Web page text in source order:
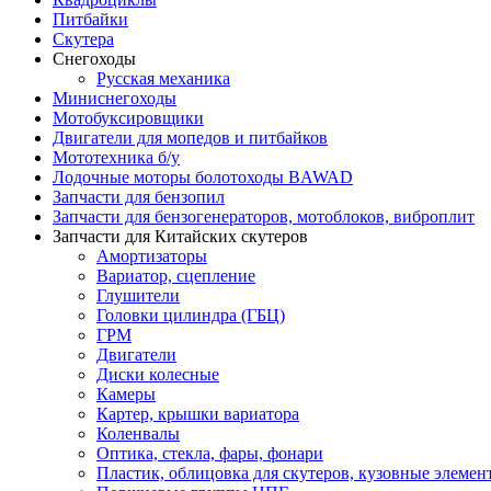
Питбайки
Скутера
Снегоходы
Русская механика
Миниснегоходы
Мотобуксировщики
Двигатели для мопедов и питбайков
Мототехника б/у
Лодочные моторы болотоходы BAWAD
Запчасти для бензопил
Запчасти для бензогенераторов, мотоблоков, виброплит
Запчасти для Китайских скутеров
Амортизаторы
Вариатор, сцепление
Глушители
Головки цилиндра (ГБЦ)
ГРМ
Двигатели
Диски колесные
Камеры
Картер, крышки вариатора
Коленвалы
Оптика, стекла, фары, фонари
Пластик, облицовка для скутеров, кузовные